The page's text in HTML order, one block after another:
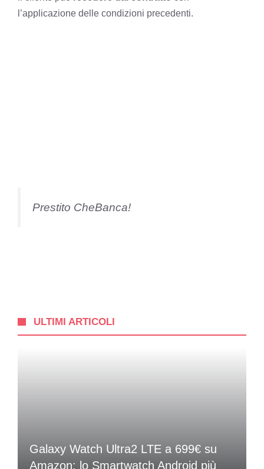
l’applicazione delle condizioni precedenti.
Prestito CheBanca!
ULTIMI ARTICOLI
Galaxy Watch Ultra2 LTE a 699€ su
Amazon: lo Smartwatch Android più